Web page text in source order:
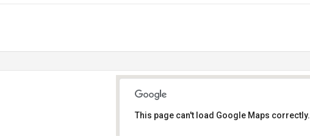
This page can't load Google Maps correctly.